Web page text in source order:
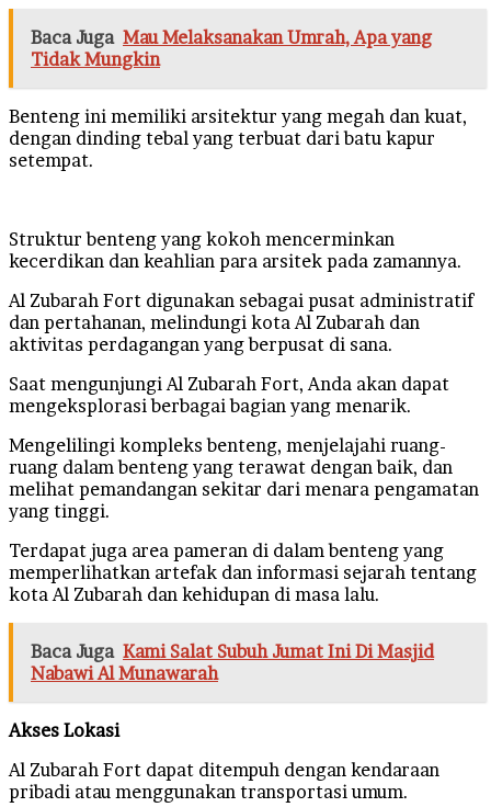
Baca Juga Mau Melaksanakan Umrah, Apa yang
Tidak Mungkin
Benteng ini memiliki arsitektur yang megah dan kuat,
dengan dinding tebal yang terbuat dari batu kapur
setempat.
Struktur benteng yang kokoh mencerminkan
kecerdikan dan keahlian para arsitek pada zamannya.
Al Zubarah Fort digunakan sebagai pusat administratif
dan pertahanan, melindungi kota Al Zubarah dan
aktivitas perdagangan yang berpusat di sana.
Saat mengunjungi Al Zubarah Fort, Anda akan dapat
mengeksplorasi berbagai bagian yang menarik.
Mengelilingi kompleks benteng, menjelajahi ruang-
ruang dalam benteng yang terawat dengan baik, dan
melihat pemandangan sekitar dari menara pengamatan
yang tinggi.
Terdapat juga area pameran di dalam benteng yang
memperlihatkan artefak dan informasi sejarah tentang
kota Al Zubarah dan kehidupan di masa lalu.
Baca Juga Kami Salat Subuh Jumat Ini Di Masjid
Nabawi Al Munawarah
Akses Lokasi
Al Zubarah Fort dapat ditempuh dengan kendaraan
pribadi atau menggunakan transportasi umum.